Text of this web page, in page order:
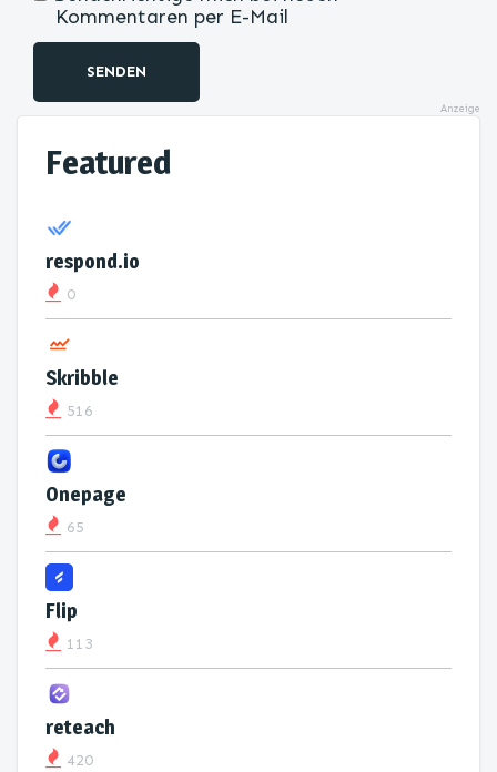
Kommentaren per E-Mail
SENDEN
Anzeige
Featured
respond.io
0
Skribble
516
Onepage
65
Flip
113
reteach
420